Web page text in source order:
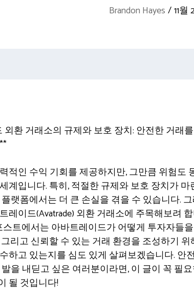
Brandon Hayes /11월
환 거래소의 규제와 보호 장치: 안전한 거래
적인 수익 기회를 제공하지만, 그만큼 위험도
계입니다. 특히, 적절한 규제와 보호 장치가 마
랫폼에서는 더 큰 손실을 겪을 수 있습니다.
레이드(Avatrade) 외환 거래소에 주목해보려
스트에서는 아바트레이드가 어떻게 투자자들
리고 신뢰할 수 있는 거래 환경을 조성하기 위
하고 있는지를 심도 있게 살펴보겠습니다. 안
을 내딛고 싶은 여러분이라면, 이 글이 꼭 필
될 것입니다!